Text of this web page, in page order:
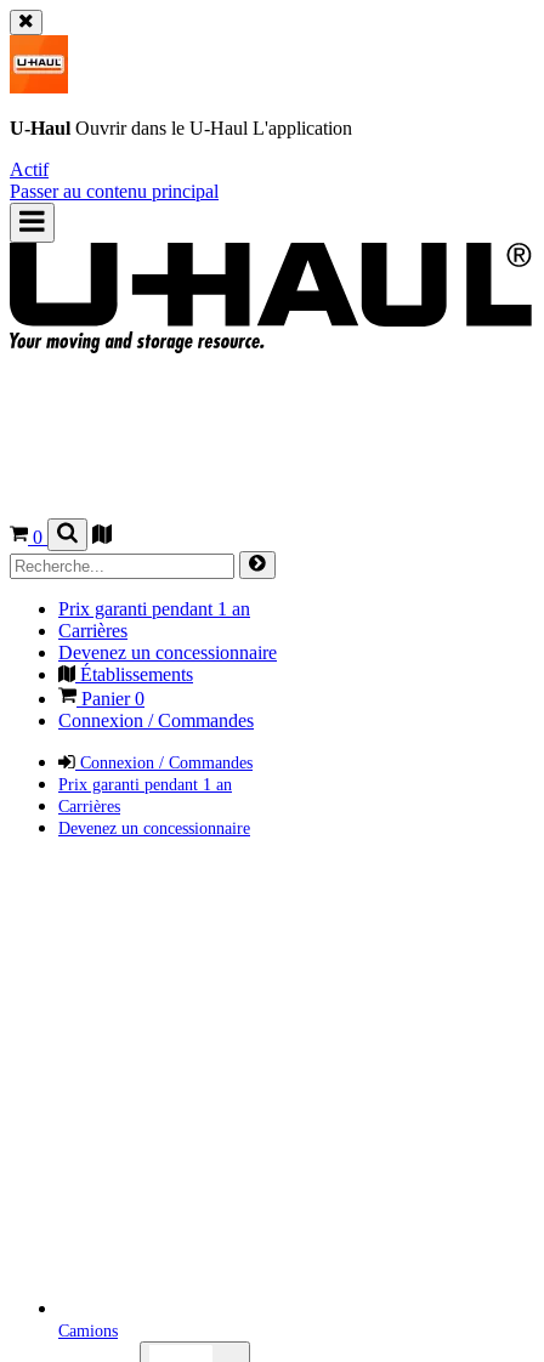
U-Haul Ouvrir dans le U-Haul L'application
Actif
Passer au contenu principal
0
Prix garanti pendant 1 an
Carrières
Devenez un concessionnaire
Établissements
Panier0
Connexion / Commandes
Connexion / Commandes
Prix garanti pendant 1 an
Carrières
Devenez un concessionnaire
Camions